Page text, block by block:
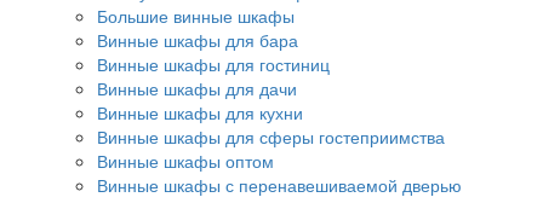
Большие винные шкафы
Винные шкафы для бара
Винные шкафы для гостиниц
Винные шкафы для дачи
Винные шкафы для кухни
Винные шкафы для сферы гостеприимства
Винные шкафы оптом
Винные шкафы с перенавешиваемой дверью